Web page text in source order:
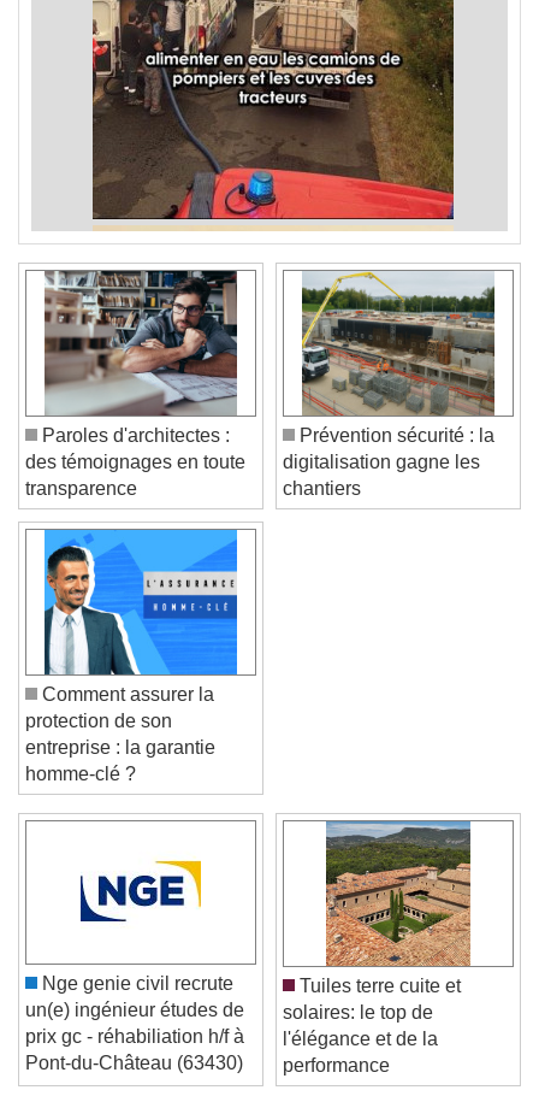
Video Player is loading.
Play
Skip Backward
Skip Forward
Unmute
Current Time0:00
/
Duration-:-
Loaded:0%
Paroles d'architectes :
des témoignages en toute
transparence
Prévention sécurité : la
digitalisation gagne les
chantiers
Comment assurer la
protection de son
entreprise : la garantie
homme-clé ?
Nge genie civil recrute
un(e) ingénieur études de
prix gc - réhabiliation h/f à
Pont-du-Château (63430)
Tuiles terre cuite et
solaires: le top de
l'élégance et de la
performance